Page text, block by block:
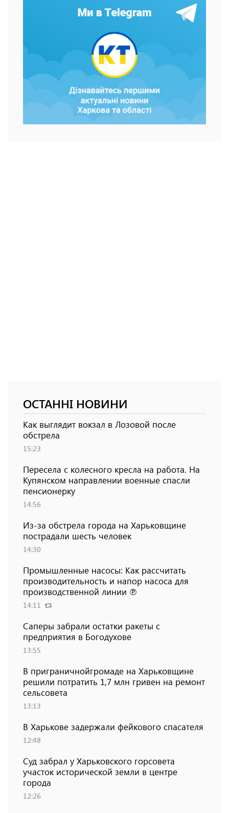
ОСТАННІ НОВИНИ
Как выглядит вокзал в Лозовой после
обстрела
15:23
Пересела с колесного кресла на работа. На
Купянском направлении военные спасли
пенсионерку
14:56
Из-за обстрела города на Харьковщине
пострадали шесть человек
14:30
Промышленные насосы: Как рассчитать
производительность и напор насоса для
производственной линии ℗
14:11
Саперы забрали остатки ракеты с
предприятия в Богодухове
13:55
В приграничнойгромаде на Харьковщине
решили потратить 1,7 млн ​​гривен на ремонт
сельсовета
13:13
В Харькове задержали фейкового спасателя
12:48
Суд забрал у Харьковского горсовета
участок исторической земли в центре
города
12:26